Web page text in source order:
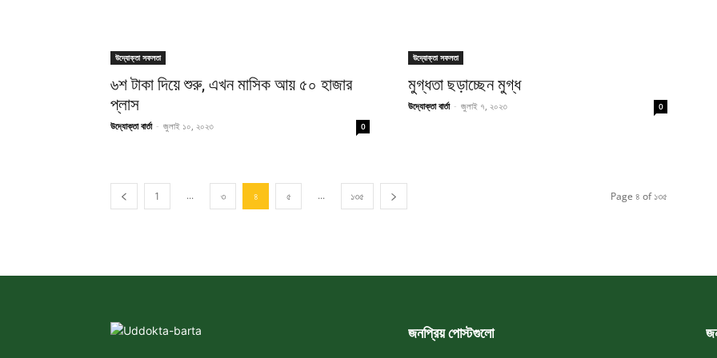
উদ্যোক্তা সফলতা
৬শ টাকা দিয়ে শুরু, এখন মাসিক আয় ৫০ হাজার
প্লাস
উদ্যোক্তা বার্তা - জুলাই ১০, ২০২৩ 0
উদ্যোক্তা সফলতা
মুগ্ধতা ছড়াচ্ছেন মুগ্ধ
উদ্যোক্তা বার্তা - জুলাই ৭, ২০২৩ 0
1 ... ৩ ৪ ৫ ... ১৩৫ Page ৪ of ১৩৫
জনপ্রিয় পোস্টগুলো